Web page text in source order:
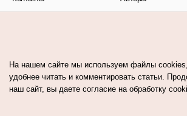
На нашем сайте мы используем файлы
удобнее читать и комментировать статьи.
наш сайт, вы даете согласие на обработку